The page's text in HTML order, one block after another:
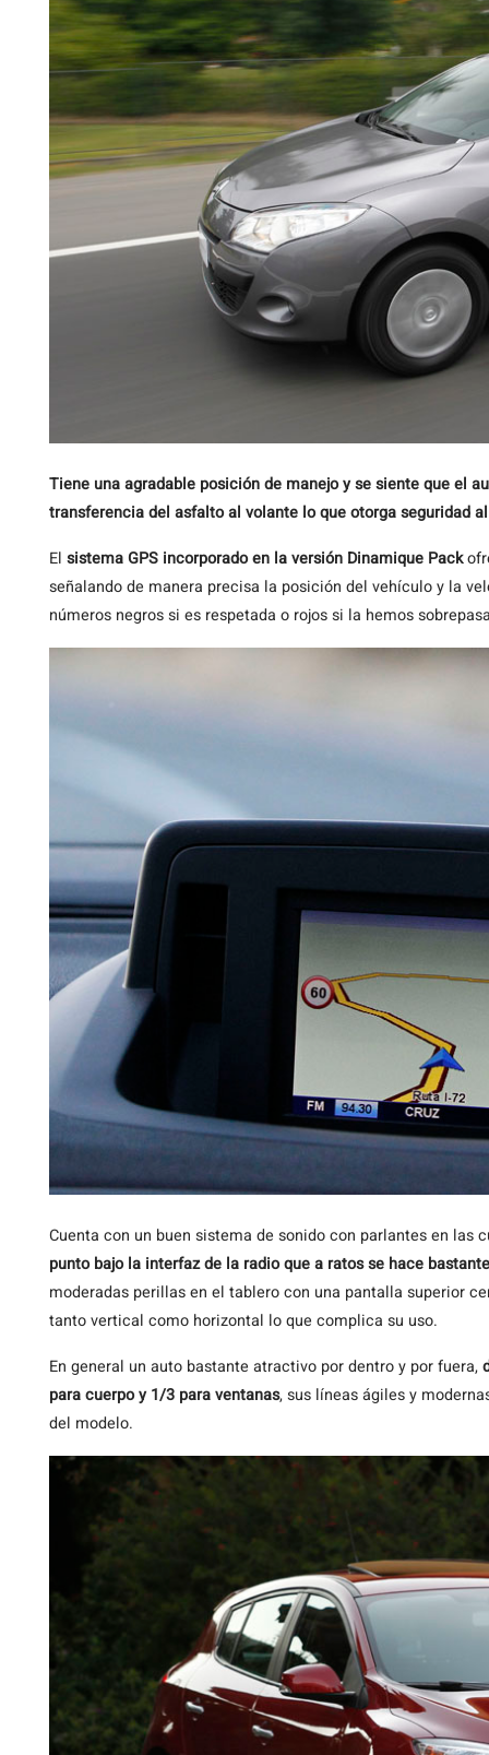
Tiene una agradable posición de manejo y se siente que el
transferencia del asfalto al volante lo que otorga seguridad
El sistema GPS incorporado en la versión Dinamique Pack
señalando de manera precisa la posición del vehículo y la
números negros si es respetada o rojos si la hemos
Cuenta con un buen sistema de sonido con parlantes en las
punto bajo la interfaz de la radio que a ratos se hace
moderadas perillas en el tablero con una pantalla superior
tanto vertical como horizontal lo que complica su uso.
En general un auto bastante atractivo por dentro y por fuera,
para cuerpo y 1/3 para ventanas, sus líneas ágiles y
del modelo.